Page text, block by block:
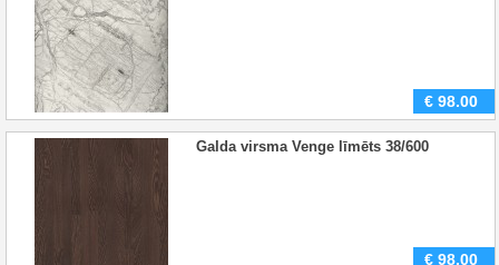
€ 98.00
Galda virsma Venge līmēts 38/600
€ 98.00